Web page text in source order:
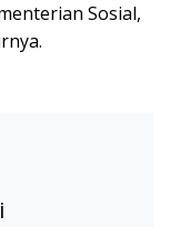
Sosial,